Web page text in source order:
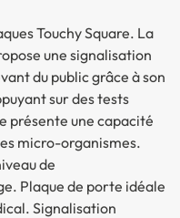
Touchy Square. La
une signalisation
du public grâce à son
sur des tests
présente une capacité
micro-organismes.
de
Plaque de porte idéale
Signalisation